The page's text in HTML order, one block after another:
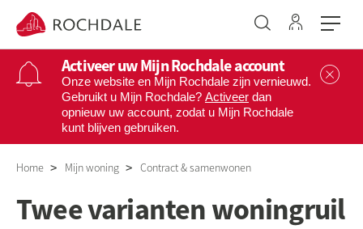
Naar hoofdinhoud
Naar hoofdnavigatiemenu
Naar zoeken
Naar de homepage Ga naar
Activeer uw Mijn Rochdale account
Onze website en Mijn Rochdale zijn vernieuwd.
Gebruikt u Mijn Rochdale? Activeer dan
opnieuw uw account, zodat u Mijn Rochdale
kunt blijven gebruiken.
Home Mijn woning Contract & samenwonen
Twee varianten woningruil